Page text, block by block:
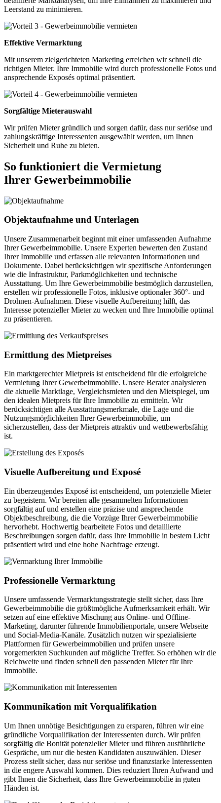
Leerstand zu minimieren.
Effektive Vermarktung
Mit unserem zielgerichteten Marketing erreichen wir schnell die
richtigen Mieter. Ihre Immobilie wird durch professionelle Fotos und
ansprechende Exposés optimal präsentiert.
Sorgfältige Mieterauswahl
Wir prüfen Mieter gründlich und sorgen dafür, dass nur seriöse und
zahlungskräftige Interessenten ausgewählt werden, um Ihnen
Sicherheit und Ruhe zu bieten.
So funktioniert die Vermietung
Ihrer Gewerbeimmobilie
Objektaufnahme und Unterlagen
Unsere Zusammenarbeit beginnt mit einer umfassenden Aufnahme
Ihrer Gewerbeimmobilie. Unsere Experten bewerten den Zustand
Ihrer Immobilie und erfassen alle relevanten Informationen und
Dokumente. Dabei berücksichtigen wir spezifische Anforderungen
wie die Infrastruktur, Parkmöglichkeiten und technische
Ausstattung. Um Ihre Gewerbeimmobilie bestmöglich darzustellen,
erstellen wir professionelle Fotos, inklusive optionaler 360°- und
Drohnen-Aufnahmen. Diese visuelle Aufbereitung hilft, das
Interesse potenzieller Mieter zu wecken und Ihre Immobilie optimal
zu präsentieren.
Ermittlung des Mietpreises
Ein marktgerechter Mietpreis ist entscheidend für die erfolgreiche
Vermietung Ihrer Gewerbeimmobilie. Unsere Berater analysieren
die aktuelle Marktlage, Vergleichsmieten und den Mietspiegel, um
den idealen Mietpreis für Ihre Immobilie zu ermitteln. Wir
berücksichtigen alle Ausstattungsmerkmale, die Lage und die
Nutzungsmöglichkeiten Ihrer Gewerbeimmobilie, um
sicherzustellen, dass der Mietpreis attraktiv und wettbewerbsfähig
ist.
Visuelle Aufbereitung und Exposé
Ein überzeugendes Exposé ist entscheidend, um potenzielle Mieter
zu begeistern. Wir bereiten alle gesammelten Informationen
sorgfältig auf und erstellen eine präzise und ansprechende
Objektbeschreibung, die die Vorzüge Ihrer Gewerbeimmobilie
hervorhebt. Hochwertig bearbeitete Fotos und detaillierte
Beschreibungen sorgen dafür, dass Ihre Immobilie in bestem Licht
präsentiert wird und eine hohe Nachfrage erzeugt.
Professionelle Vermarktung
Unsere umfassende Vermarktungsstrategie stellt sicher, dass Ihre
Gewerbeimmobilie die größtmögliche Aufmerksamkeit erhält. Wir
setzen auf eine effektive Mischung aus Online- und Offline-
Marketing, darunter führende Immobilienportale, unsere Webseite
und Social-Media-Kanäle. Zusätzlich nutzen wir spezialisierte
Plattformen für Gewerbeimmobilien und prüfen unsere
vorgemerkten Suchkunden auf mögliche Treffer. So erhöhen wir die
Reichweite und finden schnell den passenden Mieter für Ihre
Immobilie.
Kommunikation mit Vorqualifikation
Um Ihnen unnötige Besichtigungen zu ersparen, führen wir eine
gründliche Vorqualifikation der Interessenten durch. Wir prüfen
sorgfältig die Bonität potenzieller Mieter und führen ausführliche
Gespräche, um nur die besten Kandidaten auszuwählen. Dieser
Prozess stellt sicher, dass nur seriöse und finanzstarke Interessenten
in die engere Auswahl kommen. Dies reduziert Ihren Aufwand und
gibt Ihnen die Sicherheit, dass Ihre Gewerbeimmobilie in guten
Händen ist.